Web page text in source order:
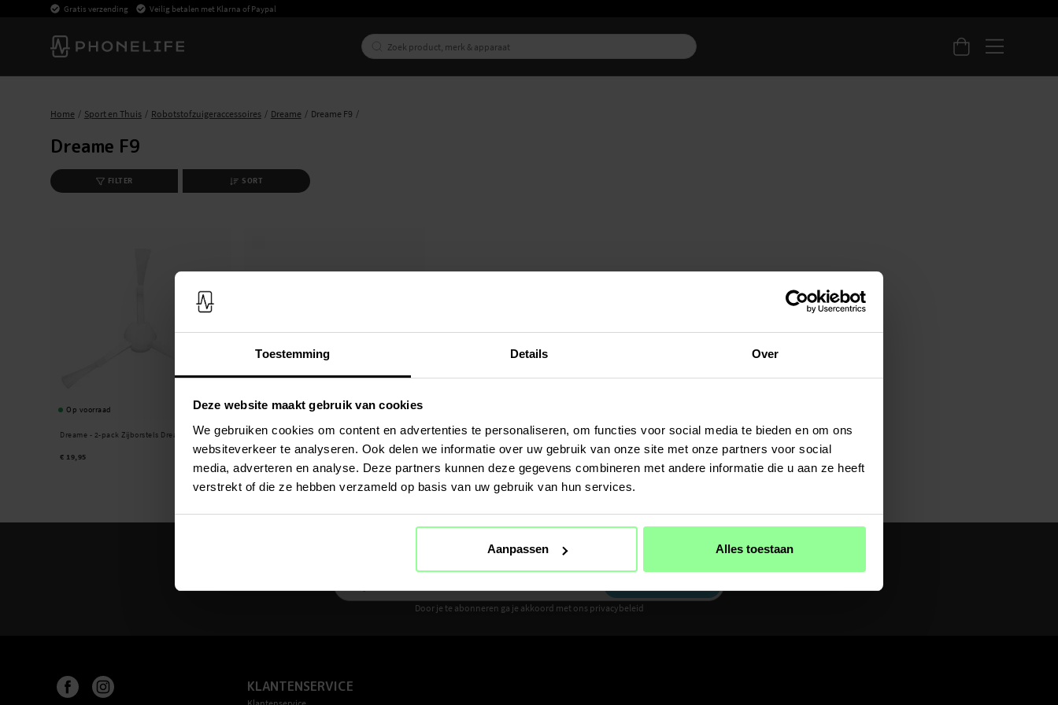
Toestemming Details Over
Deze website maakt gebruik van cookies
We gebruiken cookies om content en advertenties te personaliseren, om functies voor social media te bieden en om ons
websiteverkeer te analyseren. Ook delen we informatie over uw gebruik van onze site met onze partners voor social
media, adverteren en analyse. Deze partners kunnen deze gegevens combineren met andere informatie die u aan ze heeft
verstrekt of die ze hebben verzameld op basis van uw gebruik van hun services.
Aanpassen Alles toestaan
Gratis verzending Veilig betalen met Klarna of Paypal
Home Sport en Thuis Robotstofzuigeraccessoires Dreame Dreame F9
Dreame F9
FILTER SORT
Op voorraad
Dreame - 2-pack Zijborstels Dreame F9 wit
€ 19,95
Beschikbaar 2026-08-14
Dreame -Hoofdborstel Dreame F9
€ 24,95
Ontvang 10% korting op je eerste aankoop
Door je te abonneren ga je akkoord met ons privacybeleid
KLANTENSERVICE